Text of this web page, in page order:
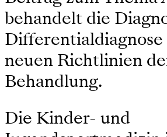
behandelt die
neuen Richtlinien
Behandlung.
Die Kinder- und